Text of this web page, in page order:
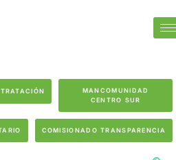
MANCOMUNIDAD
CENTRO SUR
COMISIONADO TRANSPARENCIA